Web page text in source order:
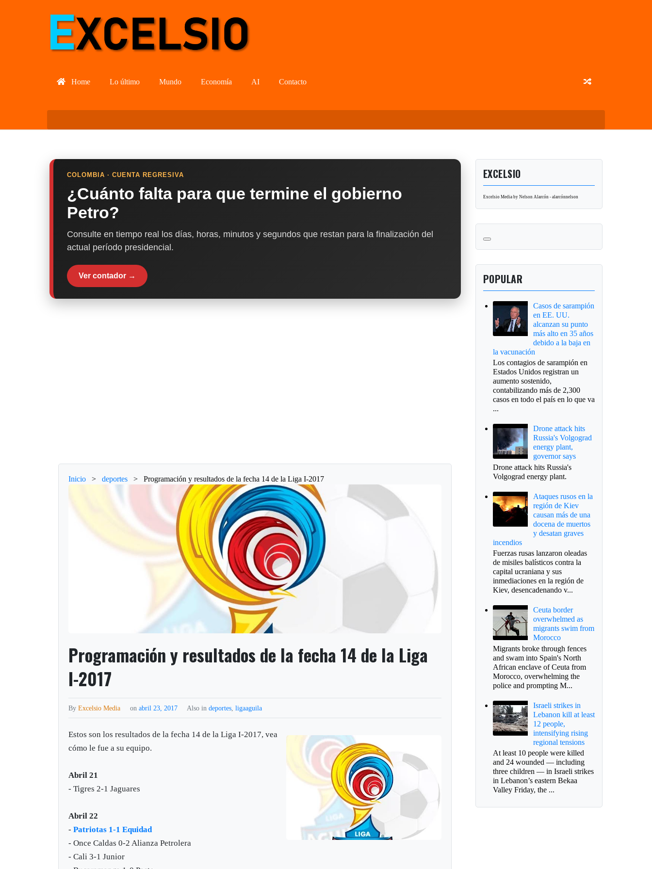
Home Lo último Mundo Economía AI Contacto
COLOMBIA · CUENTA REGRESIVA
¿Cuánto falta para que termine el gobierno
Petro?
Consulte en tiempo real los días, horas, minutos y segundos que restan para la finalización del
actual período presidencial.
Ver contador →
Inicio > deportes > Programación y resultados de la fecha 14 de la Liga I-2017
Programación y resultados de la fecha 14 de la Liga
I-2017
ByExcelsio Media onabril 23, 2017 Also indeportes ,ligaaguila
Estos son los resultados de la fecha 14 de la Liga I-2017, vea
cómo le fue a su equipo.
Abril 21
- Tigres 2-1 Jaguares
Abril 22
-Patriotas 1-1 Equidad
- Once Caldas 0-2 Alianza Petrolera
- Cali 3-1 Junior
EXCELSIO
Excelsio Media by Nelson Alarcón - alarcónnelson
POPULAR
Casos de sarampión
en EE. UU.
alcanzan su punto
más alto en 35 años
debido a la baja en
la vacunación
Los contagios de sarampión en
Estados Unidos registran un
aumento sostenido,
contabilizando más de 2,300
casos en todo el país en lo que va
...
Drone attack hits
Russia's Volgograd
energy plant,
governor says
Drone attack hits Russia's
Volgograd energy plant.
Ataques rusos en la
región de Kiev
causan más de una
docena de muertos
y desatan graves
incendios
Fuerzas rusas lanzaron oleadas
de misiles balísticos contra la
capital ucraniana y sus
inmediaciones en la región de
Kiev, desencadenando v...
Ceuta border
overwhelmed as
migrants swim from
Morocco
Migrants broke through fences
and swam into Spain's North
African enclave of Ceuta from
Morocco, overwhelming the
police and prompting M...
Israeli strikes in
Lebanon kill at least
12 people,
intensifying rising
regional tensions
At least 10 people were killed
and 24 wounded — including
three children — in Israeli strikes
in Lebanon’s eastern Bekaa
Valley Friday, the ...